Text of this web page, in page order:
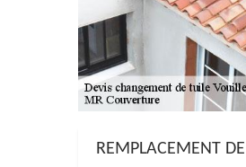
REMPLACEMENT